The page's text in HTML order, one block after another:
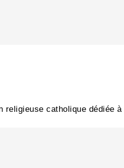
catholique dédiée